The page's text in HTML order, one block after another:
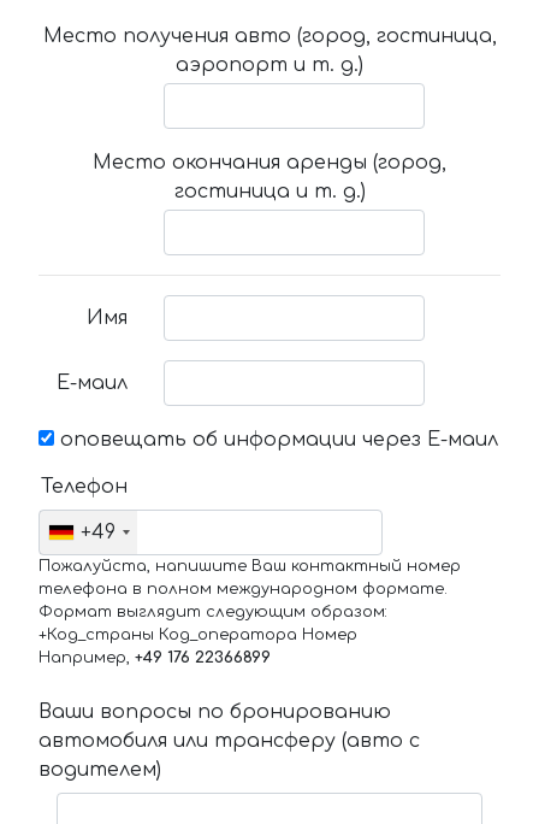
Место получения авто (город, гостиница,
аэропорт и т. д.)
Место окончания аренды (город,
гостиница и т. д.)
Имя
Е-маил
оповещать об информации через Е-маил
Телефон
+49
Пожалуйста, напишите Ваш контактный номер
телефона в полном международном формате.
Формат выглядит следующим образом:
+Код_страны Код_оператора Номер
Например, +49 176 22366899
Ваши вопросы по бронированию
автомобиля или трансферу (авто с
водителем)